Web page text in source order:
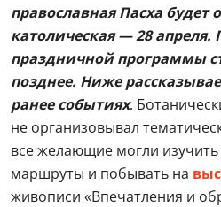
православная Пасха будет
католическая — 28 апреля.
праздничной программы
позднее. Ниже
ранее событиях.
не организовывал
все желающие могли
маршруты и побывать на
живописи «Впечатления и